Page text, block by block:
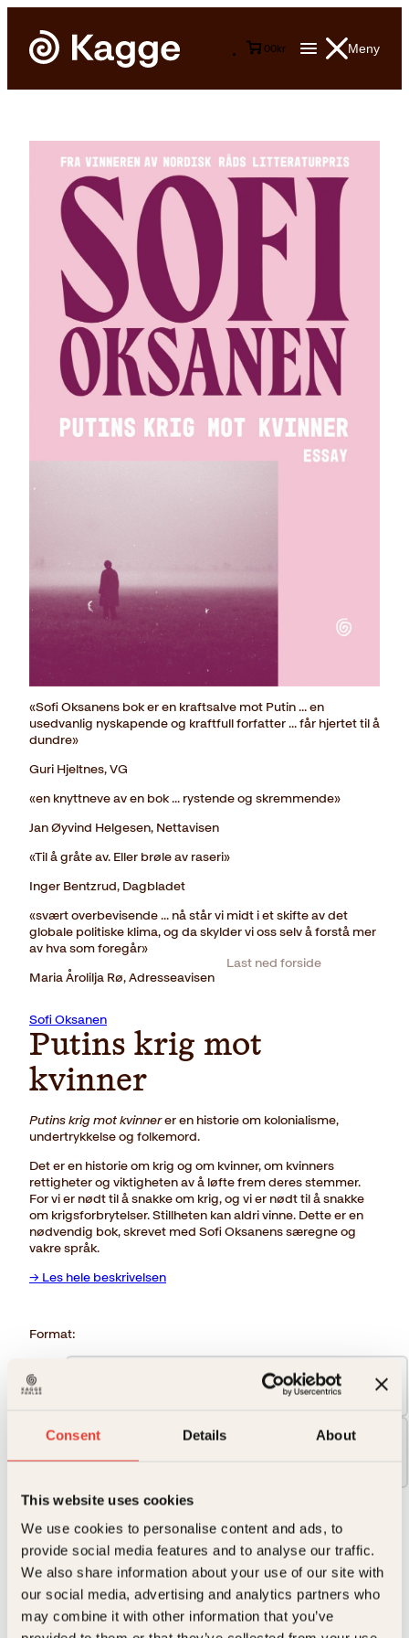
Consent Details About
This website uses cookies
We use cookies to personalise content and ads, to
provide social media features and to analyse our traffic.
We also share information about your use of our site with
our social media, advertising and analytics partners who
may combine it with other information that you’ve
Meny
00kr
Last ned forside
«Sofi Oksanens bok er en kraftsalve mot Putin ... en
usedvanlig nyskapende og kraftfull forfatter ... får hjertet til å
dundre»
Guri Hjeltnes, VG
«en knyttneve av en bok ... rystende og skremmende»
Jan Øyvind Helgesen, Nettavisen
«Til å gråte av. Eller brøle av raseri»
Inger Bentzrud, Dagbladet
«svært overbevisende ... nå står vi midt i et skifte av det
globale politiske klima, og da skylder vi oss selv å forstå mer
av hva som foregår»
Maria Årolilja Rø, Adresseavisen
Sofi Oksanen
Putins krig mot
kvinner
Putins krig mot kvinnerer en historie om kolonialisme,
undertrykkelse og folkemord.
Det er en historie om krig og om kvinner, om kvinners
rettigheter og viktigheten av å løfte frem deres stemmer.
For vi er nødt til å snakke om krig, og vi er nødt til å snakke
om krigsforbrytelser. Stillheten kan aldri vinne. Dette er en
nødvendig bok, skrevet med Sofi Oksanens særegne og
vakre språk.
→ Les hele beskrivelsen
Format:
Innbundet
429kr
429kr
Reduser
mengden
Putins
krig
mot
kvinner
antall
Øk
mengden
Kjøp